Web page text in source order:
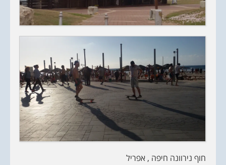
חוף נירוונה חיפה , אפריל